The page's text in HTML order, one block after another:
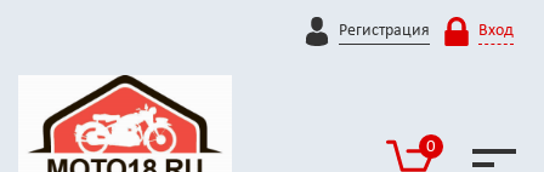
Регистрация Вход
0